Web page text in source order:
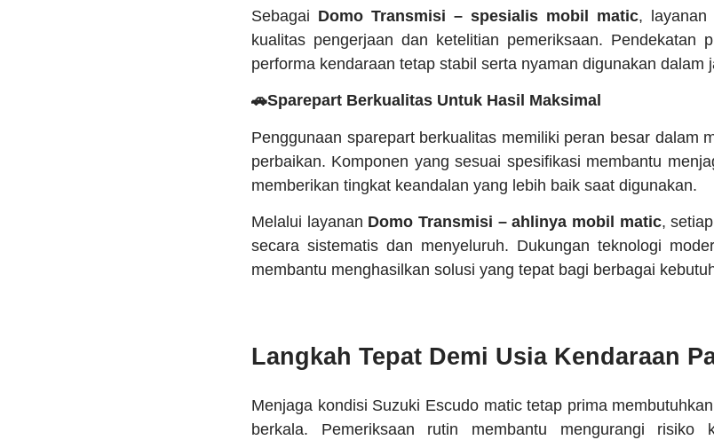
Sebagai Domo Transmisi – spesialis mobil matic, layanan
kualitas pengerjaan dan ketelitian pemeriksaan. Pendekatan
performa kendaraan tetap stabil serta nyaman digunakan dalam
🚗Sparepart Berkualitas Untuk Hasil Maksimal
Penggunaan sparepart berkualitas memiliki peran besar dalam
perbaikan. Komponen yang sesuai spesifikasi membantu
memberikan tingkat keandalan yang lebih baik saat digunakan.
Melalui layanan Domo Transmisi – ahlinya mobil matic,
secara sistematis dan menyeluruh. Dukungan teknologi
membantu menghasilkan solusi yang tepat bagi berbagai
Langkah Tepat Demi Usia Kendaraan
Menjaga kondisi Suzuki Escudo matic tetap prima
berkala. Pemeriksaan rutin membantu mengurangi risiko